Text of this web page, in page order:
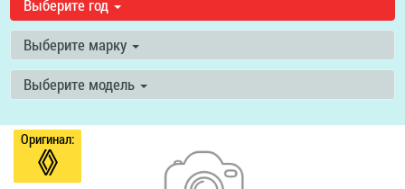
Выберите год
Выберите марку
Выберите модель
Оригинал: